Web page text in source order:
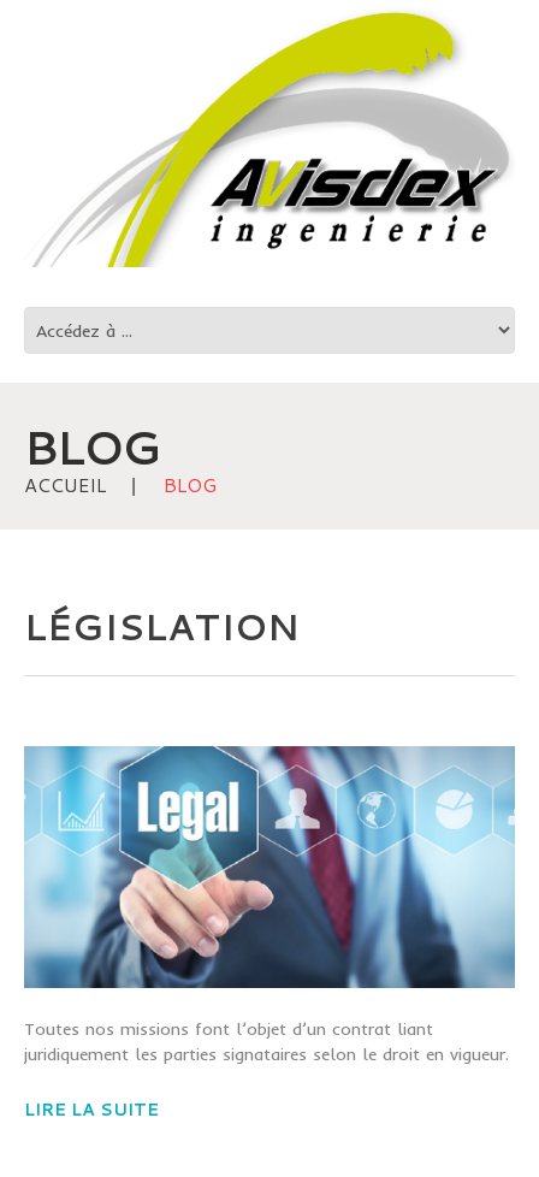
BLOG
ACCUEIL BLOG
LÉGISLATION
Toutes nos missions font l’objet d’un contrat liant
juridiquement les parties signataires selon le droit en vigueur.
LIRE LA SUITE